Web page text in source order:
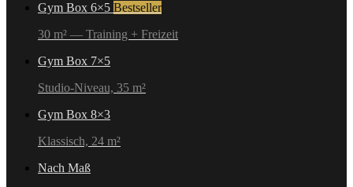
Gym Box 6×5 Bestseller
30 m² — Training + Freizeit
Gym Box 7×5
Studio-Niveau, 35 m²
Gym Box 8×3
Klassisch, 24 m²
Nach Maß